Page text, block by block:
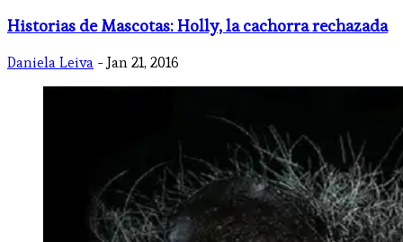
Historias de Mascotas: Holly, la cachorra rechazada
Daniela Leiva - Jan 21, 2016